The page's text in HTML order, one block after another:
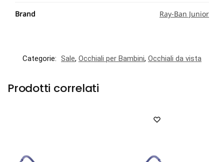
Brand Ray-Ban Junior
Categorie: Sale, Occhiali per Bambini, Occhiali da vista
Prodotti correlati